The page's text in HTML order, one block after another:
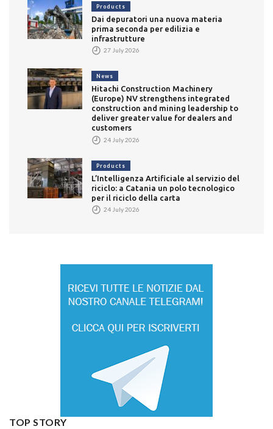
Products
Dai depuratori una nuova materia
prima seconda per edilizia e
infrastrutture
27 July 2026
News
Hitachi Construction Machinery
(Europe) NV strengthens integrated
construction and mining leadership to
deliver greater value for dealers and
customers
24 July 2026
Products
L’Intelligenza Artificiale al servizio del
riciclo: a Catania un polo tecnologico
per il riciclo della carta
24 July 2026
TOP STORY